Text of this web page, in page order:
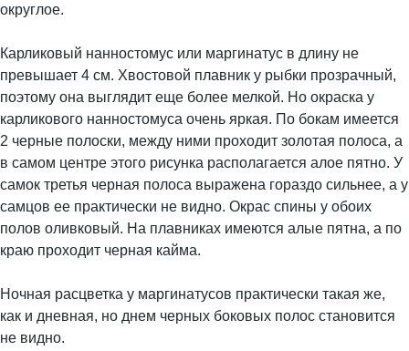
округлое.
Карликовый нанностомус или маргинатус в длину не
превышает 4 см. Хвостовой плавник у рыбки прозрачный,
поэтому она выглядит еще более мелкой. Но окраска у
карликового нанностомуса очень яркая. По бокам имеется
2 черные полоски, между ними проходит золотая полоса, а
в самом центре этого рисунка располагается алое пятно. У
самок третья черная полоса выражена гораздо сильнее, а у
самцов ее практически не видно. Окрас спины у обоих
полов оливковый. На плавниках имеются алые пятна, а по
краю проходит черная кайма.
Ночная расцветка у маргинатусов практически такая же,
как и дневная, но днем черных боковых полос становится
не видно.